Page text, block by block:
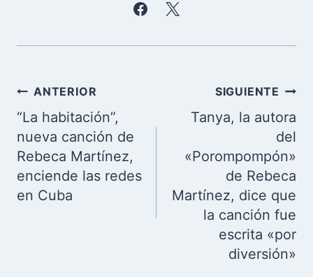
Navegación
de
entradas
ANTERIOR
“La habitación”,
nueva canción de
Rebeca Martínez,
enciende las redes
en Cuba
SIGUIENTE
Tanya, la autora
del
«Porompompón»
de Rebeca
Martínez, dice que
la canción fue
escrita «por
diversión»